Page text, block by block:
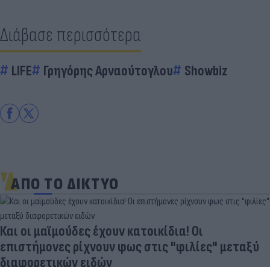
Διάβασε περισσότερα
LIFE Γρηγόρης Αρναούτογλου Showbiz
ΑΠΟ ΤΟ ΔΙΚΤΥΟ